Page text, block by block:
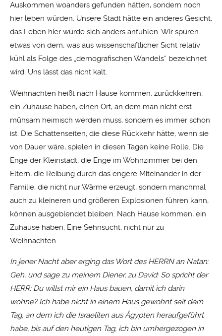
Auskommen woanders gefunden hätten, sondern noch
hier leben würden. Unsere Stadt hätte ein anderes Gesicht,
das Leben hier würde sich anders anfühlen. Wir spüren
etwas von dem, was aus wissenschaftlicher Sicht relativ
kühl als Folge des „demografischen Wandels“ bezeichnet
wird. Uns lässt das nicht kalt.
Weihnachten heißt nach Hause kommen, zurückkehren,
ein Zuhause haben, einen Ort, an dem man nicht erst
mühsam heimisch werden muss, sondern es immer schon
ist. Die Schattenseiten, die diese Rückkehr hätte, wenn sie
von Dauer wäre, spielen in diesen Tagen keine Rolle. Die
Enge der Kleinstadt, die Enge im Wohnzimmer bei den
Eltern, die Reibung durch das engere Miteinander in der
Familie, die nicht nur Wärme erzeugt, sondern manchmal
auch zu kleineren und größeren Explosionen führen kann,
können ausgeblendet bleiben. Nach Hause kommen, ein
Zuhause haben, Eine Sehnsucht, nicht nur zu
Weihnachten.
In jener Nacht aber erging das Wort des HERRN an Natan:
Geh, und sage zu meinem Diener, zu David: So spricht der
HERR: Du willst mir ein Haus bauen, damit ich darin
wohne? Ich habe nicht in einem Haus gewohnt seit dem
Tag, an dem ich die Israeliten aus Ägypten heraufgeführt
habe, bis auf den heutigen Tag, ich bin umhergezogen in